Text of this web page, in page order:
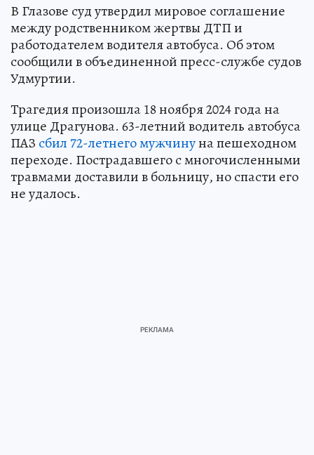
В Глазове суд утвердил мировое соглашение
между родственником жертвы ДТП и
работодателем водителя автобуса. Об этом
сообщили в объединенной пресс-службе судов
Удмуртии.
Трагедия произошла 18 ноября 2024 года на
улице Драгунова. 63-летний водитель автобуса
ПАЗ сбил 72-летнего мужчинуна пешеходном
переходе. Пострадавшего с многочисленными
травмами доставили в больницу, но спасти его
не удалось.